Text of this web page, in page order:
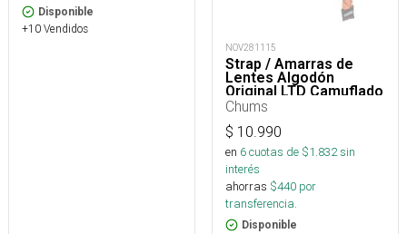
Disponible
+10 Vendidos
NOV281115
Strap / Amarras de
Lentes Algodón
Original LTD Camuflado
Naranja
Chums
$ 10.990
en 6cuotas de $1.832sin
interés
ahorras $440 por
transferencia.
Disponible